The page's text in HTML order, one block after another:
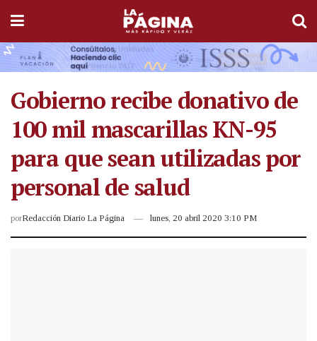
Gobierno recibe donativo de
100 mil mascarillas KN-95
para que sean utilizadas por
personal de salud
porRedacción Diario La Página lunes, 20 abril 2020 3:10 PM